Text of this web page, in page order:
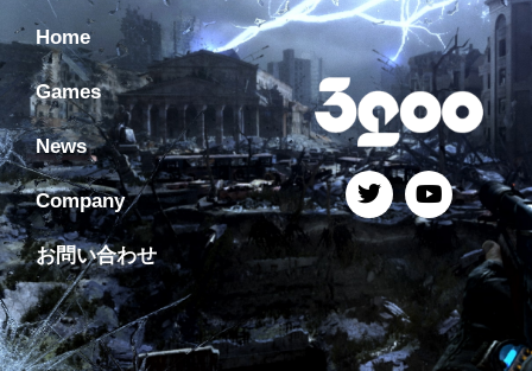
Home
Games
News
Company
お問い合わせ